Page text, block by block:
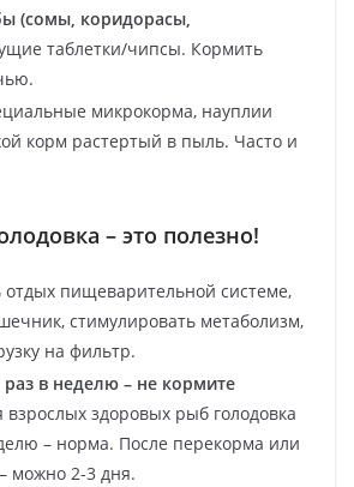
(сомы, коридорасы,
таблетки/чипсы. Кормить
микрокорма, науплии
корм растертый в пыль. Часто и
– это полезно!
отдых пищеварительной системе,
стимулировать метаболизм,
на фильтр.
раз в неделю – не кормите
взрослых здоровых рыб голодовка
– норма. После перекорма или
можно 2-3 дня.